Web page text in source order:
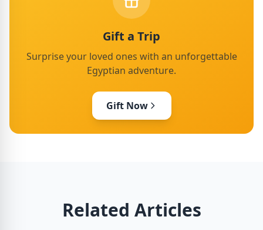
Gift a Trip
Surprise your loved ones with an unforgettable
Egyptian adventure.
Gift Now
Related Articles